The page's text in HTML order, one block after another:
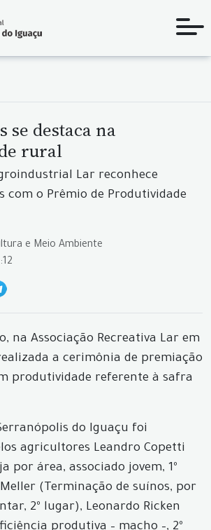
se destaca na
rural
Lar reconhece
com o Prêmio de Produtividade
e Meio Ambiente
na Associação Recreativa Lar em
a cerimônia de premiação
produtividade referente à safra
do Iguaçu foi
agricultores Leandro Copetti
por área, associado jovem, 1º
(Terminação de suínos, por
2º lugar), Leonardo Ricken